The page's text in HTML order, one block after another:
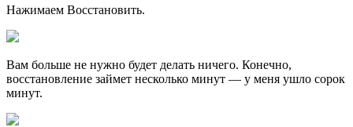
Нажимаем Восстановить.
Вам больше не нужно будет делать ничего. Конечно,
восстановление займет несколько минут — у меня ушло сорок
минут.